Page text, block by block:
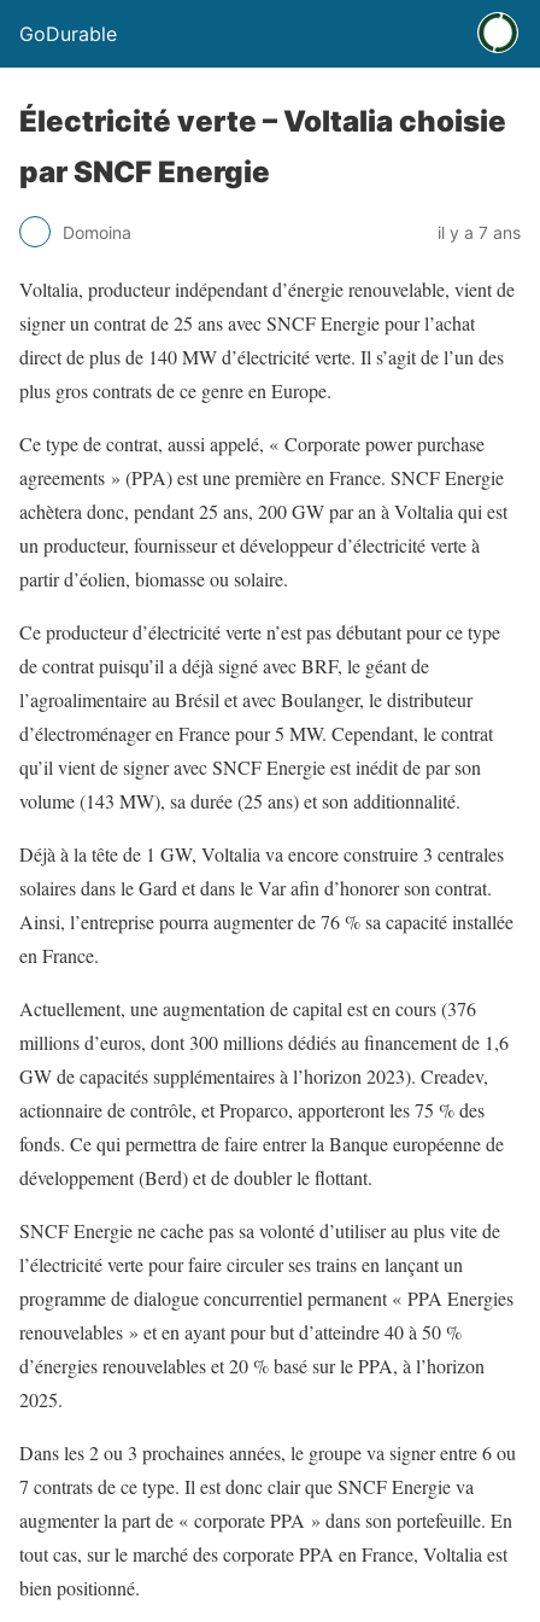
GoDurable
Électricité verte – Voltalia choisie
par SNCF Energie
Domoina il y a 7 ans
Voltalia, producteur indépendant d’énergie renouvelable, vient de
signer un contrat de 25 ans avec SNCF Energie pour l’achat
direct de plus de 140 MW d’électricité verte. Il s’agit de l’un des
plus gros contrats de ce genre en Europe.
Ce type de contrat, aussi appelé, « Corporate power purchase
agreements » (PPA) est une première en France. SNCF Energie
achètera donc, pendant 25 ans, 200 GW par an à Voltalia qui est
un producteur, fournisseur et développeur d’électricité verte à
partir d’éolien, biomasse ou solaire.
Ce producteur d’électricité verte n’est pas débutant pour ce type
de contrat puisqu’il a déjà signé avec BRF, le géant de
l’agroalimentaire au Brésil et avec Boulanger, le distributeur
d’électroménager en France pour 5 MW. Cependant, le contrat
qu’il vient de signer avec SNCF Energie est inédit de par son
volume (143 MW), sa durée (25 ans) et son additionnalité.
Déjà à la tête de 1 GW, Voltalia va encore construire 3 centrales
solaires dans le Gard et dans le Var afin d’honorer son contrat.
Ainsi, l’entreprise pourra augmenter de 76 % sa capacité installée
en France.
Actuellement, une augmentation de capital est en cours (376
millions d’euros, dont 300 millions dédiés au financement de 1,6
GW de capacités supplémentaires à l’horizon 2023). Creadev,
actionnaire de contrôle, et Proparco, apporteront les 75 % des
fonds. Ce qui permettra de faire entrer la Banque européenne de
développement (Berd) et de doubler le flottant.
SNCF Energie ne cache pas sa volonté d’utiliser au plus vite de
l’électricité verte pour faire circuler ses trains en lançant un
programme de dialogue concurrentiel permanent « PPA Energies
renouvelables » et en ayant pour but d’atteindre 40 à 50 %
d’énergies renouvelables et 20 % basé sur le PPA, à l’horizon
2025.
Dans les 2 ou 3 prochaines années, le groupe va signer entre 6 ou
7 contrats de ce type. Il est donc clair que SNCF Energie va
augmenter la part de « corporate PPA » dans son portefeuille. En
tout cas, sur le marché des corporate PPA en France, Voltalia est
bien positionné.